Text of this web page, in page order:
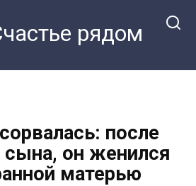
рядом
после
он женился
матерью